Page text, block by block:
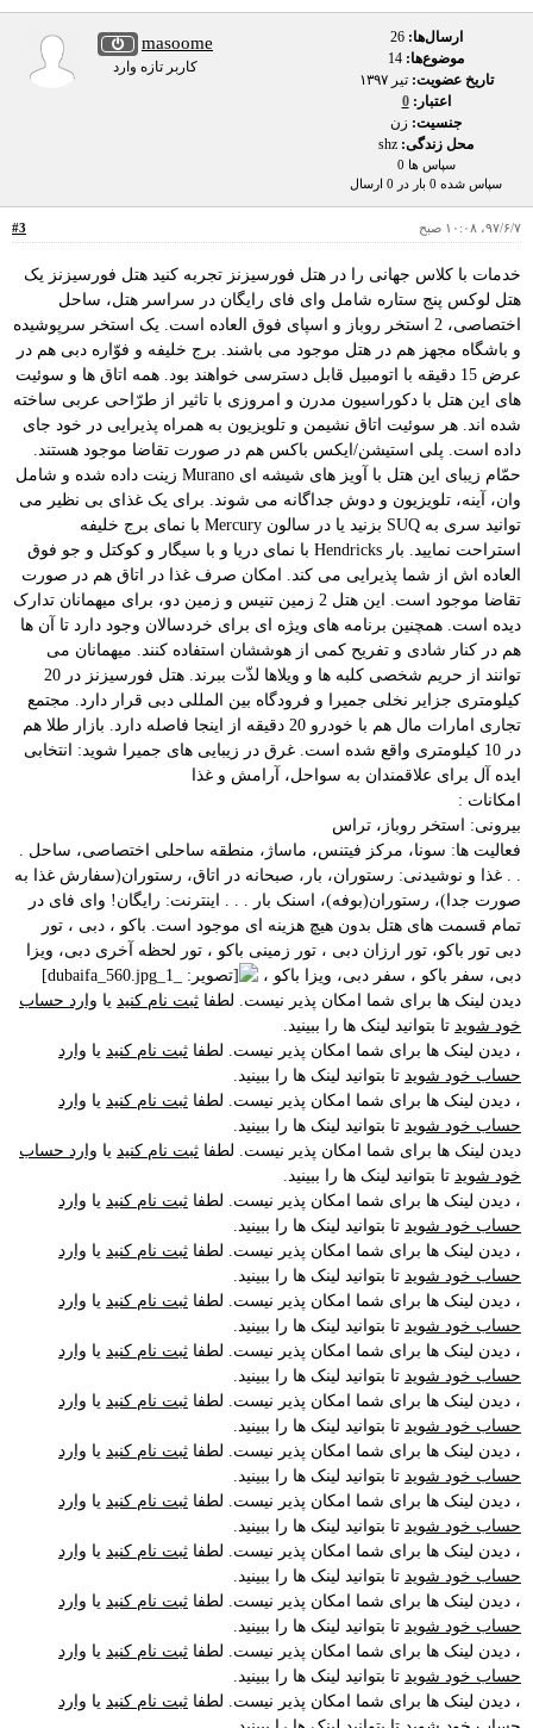
masoome
کاربر تازه وارد
ارسال‌ها:26
موضوع‌ها:
تاریخ عضویت:تير ۱۳۹۷
اعتبار:0
جنسیت: زن
محل زندگی:
سپاس ها 0
سپاس شده 0 بار در 0 ارسال
#3 ۹۷/۶/۷، ۱۰:۰۸ صبح
خدمات با کلاس جهانی را در هتل فورسیزنز تجربه کنید هتل فورسیزنز یک
هتل لوکس پنج ستاره شامل وای فای رایگان در سراسر هتل، ساحل
اختصاصی، 2 استخر روباز و اسپای فوق العاده است. یک استخر سرپوشیده
و باشگاه مجهز هم در هتل موجود می باشند. برج خلیفه و فوّاره دبی هم در
عرض 15 دقیقه با اتومبیل قابل دسترسی خواهند بود. همه اتاق ها و سوئیت
های این هتل با دکوراسیون مدرن و امروزی با تاثیر از طرّاحی عربی ساخته
شده اند. هر سوئیت اتاق نشیمن و تلویزیون به همراه پذیرایی در خود جای
داده است. پلی استیشن/ایکس باکس هم در صورت تقاضا موجود هستند.
حمّام زیبای این هتل با آویز های شیشه ای Murano زینت داده شده و شامل
وان، آینه، تلویزیون و دوش جداگانه می شوند. برای یک غذای بی نظیر می
توانید سری به SUQ بزنید یا در سالون Mercury با نمای برج خلیفه
استراحت نمایید. بار Hendricks با نمای دریا و با سیگار و کوکتل و جو فوق
العاده اش از شما پذیرایی می کند. امکان صرف غذا در اتاق هم در صورت
تقاضا موجود است. این هتل 2 زمین تنیس و زمین دو، برای میهمانان تدارک
دیده است. همچنین برنامه های ویژه ای برای خردسالان وجود دارد تا آن ها
هم در کنار شادی و تفریح کمی از هوششان استفاده کنند. میهمانان می
توانند از حریم شخصی کلبه ها و ویلاها لذّت ببرند. هتل فورسیزنز در 20
کیلومتری جزایر نخلی جمیرا و فرودگاه بین المللی دبی قرار دارد. مجتمع
تجاری امارات مال هم با خودرو 20 دقیقه از اینجا فاصله دارد. بازار طلا هم
در 10 کیلومتری واقع شده است. غرق در زیبایی های جمیرا شوید: انتخابی
ایده آل برای علاقمندان به سواحل، آرامش و غذا
امکانات :
بیرونی: استخر روباز، تراس
فعالیت ها: سونا، مرکز فیتنس، ماساژ، منطقه ساحلی اختصاصی، ساحل .
. . غذا و نوشیدنی: رستوران، بار، صبحانه در اتاق، رستوران(سفارش غذا به
صورت جدا)، رستوران(بوفه)، اسنک بار . . . اینترنت: رایگان! وای فای در
تمام قسمت های هتل بدون هیچ هزینه ای موجود است. باکو ، دبی ، تور
دبی تور باکو، تور ارزان دبی ، تور زمینی باکو ، تور لحظه آخری دبی، ویزا
دبی، سفر باکو ، سفر دبی، ویزا باکو ،
دیدن لینک ها برای شما امکان پذیر نیست. لطفا ثبت نام کنید یا وارد حساب
خود شوید تا بتوانید لینک ها را ببینید.
، دیدن لینک ها برای شما امکان پذیر نیست. لطفا ثبت نام کنید یا وارد
حساب خود شوید تا بتوانید لینک ها را ببینید.
، دیدن لینک ها برای شما امکان پذیر نیست. لطفا ثبت نام کنید یا وارد
حساب خود شوید تا بتوانید لینک ها را ببینید.
دیدن لینک ها برای شما امکان پذیر نیست. لطفا ثبت نام کنید یا وارد حساب
خود شوید تا بتوانید لینک ها را ببینید.
، دیدن لینک ها برای شما امکان پذیر نیست. لطفا ثبت نام کنید یا وارد
حساب خود شوید تا بتوانید لینک ها را ببینید.
، دیدن لینک ها برای شما امکان پذیر نیست. لطفا ثبت نام کنید یا وارد
حساب خود شوید تا بتوانید لینک ها را ببینید.
، دیدن لینک ها برای شما امکان پذیر نیست. لطفا ثبت نام کنید یا وارد
حساب خود شوید تا بتوانید لینک ها را ببینید.
، دیدن لینک ها برای شما امکان پذیر نیست. لطفا ثبت نام کنید یا وارد
حساب خود شوید تا بتوانید لینک ها را ببینید.
، دیدن لینک ها برای شما امکان پذیر نیست. لطفا ثبت نام کنید یا وارد
حساب خود شوید تا بتوانید لینک ها را ببینید.
، دیدن لینک ها برای شما امکان پذیر نیست. لطفا ثبت نام کنید یا وارد
حساب خود شوید تا بتوانید لینک ها را ببینید.
، دیدن لینک ها برای شما امکان پذیر نیست. لطفا ثبت نام کنید یا وارد
حساب خود شوید تا بتوانید لینک ها را ببینید.
، دیدن لینک ها برای شما امکان پذیر نیست. لطفا ثبت نام کنید یا وارد
حساب خود شوید تا بتوانید لینک ها را ببینید.
، دیدن لینک ها برای شما امکان پذیر نیست. لطفا ثبت نام کنید یا وارد
حساب خود شوید تا بتوانید لینک ها را ببینید.
، دیدن لینک ها برای شما امکان پذیر نیست. لطفا ثبت نام کنید یا وارد
حساب خود شوید تا بتوانید لینک ها را ببینید.
، دیدن لینک ها برای شما امکان پذیر نیست. لطفا ثبت نام کنید یا وارد